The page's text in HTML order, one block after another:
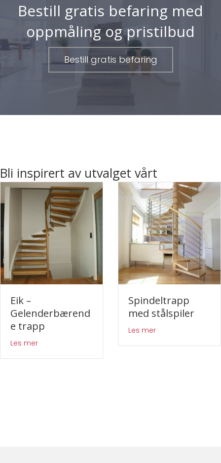
Bestill gratis befaring med
oppmåling og pristilbud
Bestill gratis befaring
Bli inspirert av utvalget vårt
boltetrapp
Eik –
Gelenderbærend
e trapp
Les merabout Eik – Gelenderbærende trapp
Spindeltrapp
med stålspiler
Les merabout